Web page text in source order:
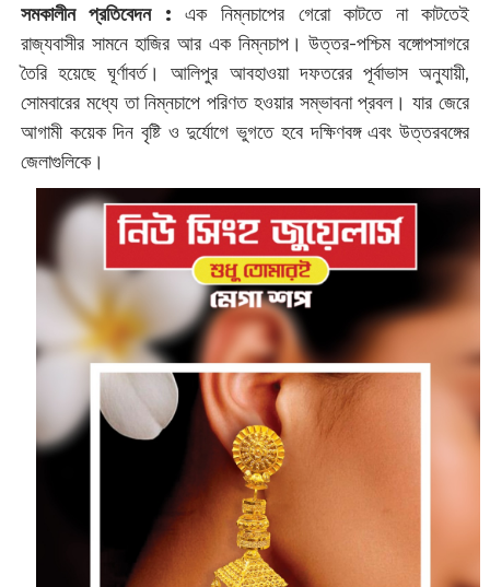
সমকালীন প্রতিবেদন : এক নিম্নচাপের গেরো কাটতে না কাটতেই
রাজ্যবাসীর সামনে হাজির আর এক নিম্নচাপ। উত্তর-পশ্চিম বঙ্গোপসাগরে
তৈরি হয়েছে ঘূর্ণাবর্ত। আলিপুর আবহাওয়া দফতরের পূর্বাভাস অনুযায়ী,
সোমবারের মধ্যে তা নিম্নচাপে পরিণত হওয়ার সম্ভাবনা প্রবল। যার জেরে
আগামী কয়েক দিন বৃষ্টি ও দুর্যোগে ভুগতে হবে দক্ষিণবঙ্গ এবং উত্তরবঙ্গের
জেলাগুলিকে।